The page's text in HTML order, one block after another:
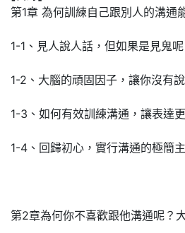
第1章 為何訓練自己跟別人的溝
1-1、見人說人話，但如果是見鬼呢
1-2、大腦的頑固因子，讓你沒有
1-3、如何有效訓練溝通，讓表達
1-4、回歸初心，實行溝通的極簡
第2章為何你不喜歡跟他溝通呢？